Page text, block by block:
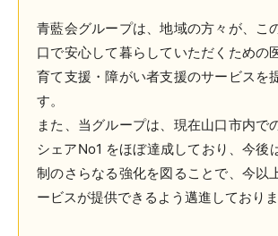
青藍会グループは、地域の方々が、こ
口で安心して暮らしていただくための
育て支援・障がい者支援のサービスを
す。
また、当グループは、現在山口市内で
シェアNo1 をほぼ達成しており、今後
制のさらなる強化を図ることで、今以
ービスが提供できるよう邁進しておりま